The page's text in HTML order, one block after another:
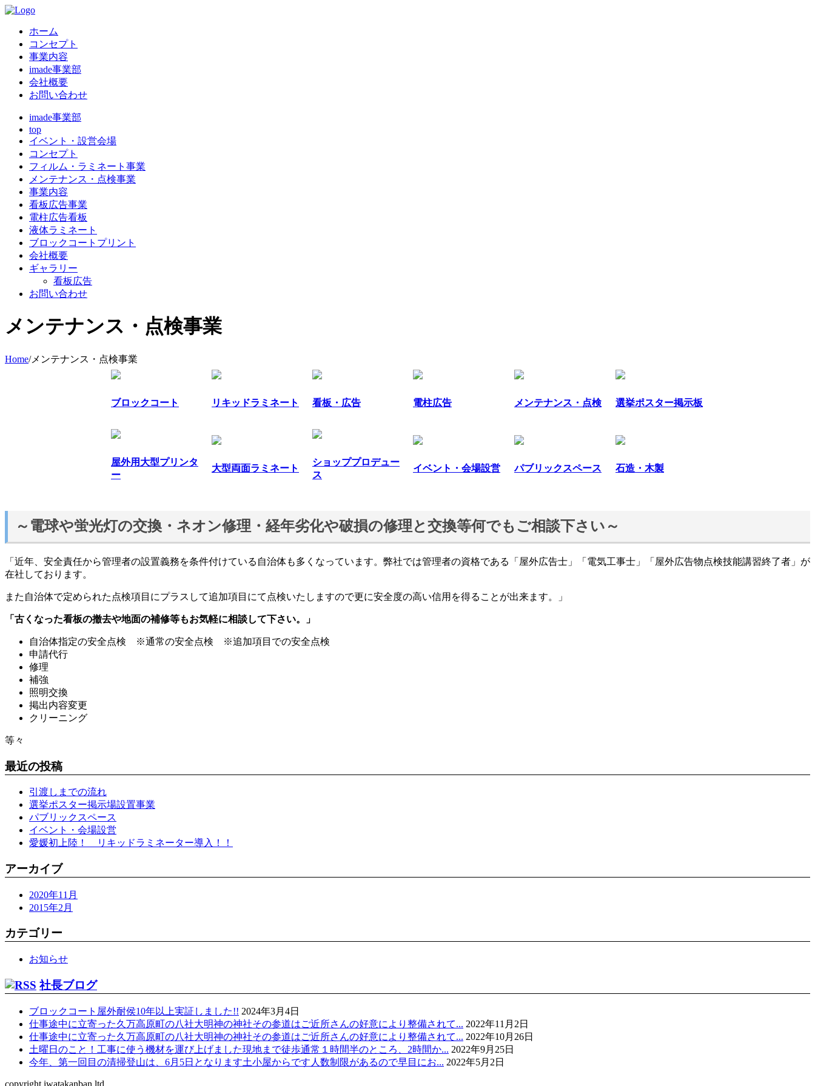
ホーム
コンセプト
事業内容
imade事業部
会社概要
お問い合わせ
imade事業部
top
イベント・設営会場
コンセプト
フィルム・ラミネート事業
メンテナンス・点検事業
事業内容
看板広告事業
電柱広告看板
液体ラミネート
ブロックコートプリント
会社概要
ギャラリー
看板広告
お問い合わせ
メンテナンス・点検事業
Home/メンテナンス・点検事業
ブロックコート リキッドラミネート 看板・広告 電柱広告 メンテナンス・点検 選挙ポスター掲示板
屋外用大型プリンタ
ー
大型両面ラミネート
ショッププロデュー
ス
イベント・会場設営 パブリックスペース 石造・木製
～電球や蛍光灯の交換・ネオン修理・経年劣化や破損の修理と交換等何でもご相談下さい～
「近年、安全責任から管理者の設置義務を条件付けている自治体も多くなっています。弊社では管理者の資格である「屋外広告士」「電気工事士」「屋外広告物点検技能講習終了者」が
在社しております。
また自治体で定められた点検項目にプラスして追加項目にて点検いたしますので更に安全度の高い信用を得ることが出来ます。」
「古くなった看板の撤去や地面の補修等もお気軽に相談して下さい。」
自治体指定の安全点検 ※通常の安全点検 ※追加項目での安全点検
申請代行
修理
補強
照明交換
掲出内容変更
クリーニング
等々
最近の投稿
引渡しまでの流れ
選挙ポスター掲示場設置事業
パブリックスペース
イベント・会場設営
愛媛初上陸！ リキッドラミネーター導入！！
アーカイブ
2020年11月
2015年2月
カテゴリー
お知らせ
社長ブログ
ブロックコート屋外耐侯10年以上実証しました!! 2024年3月4日
仕事途中に立寄った久万高原町の八社大明神の神社その参道はご近所さんの好意により整備されて... 2022年11月2日
仕事途中に立寄った久万高原町の八社大明神の神社その参道はご近所さんの好意により整備されて... 2022年10月26日
土曜日のこと！工事に使う機材を運び上げました現地まで徒歩通常１時間半のところ、2時間か... 2022年9月25日
今年、第一回目の清掃登山は、6月5日となります土小屋からです人数制限があるので早目にお... 2022年5月2日
copyright iwatakanban.ltd